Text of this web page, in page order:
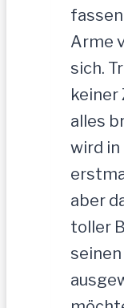
Arme
sich.
keiner
alles
wird in
aber
toller